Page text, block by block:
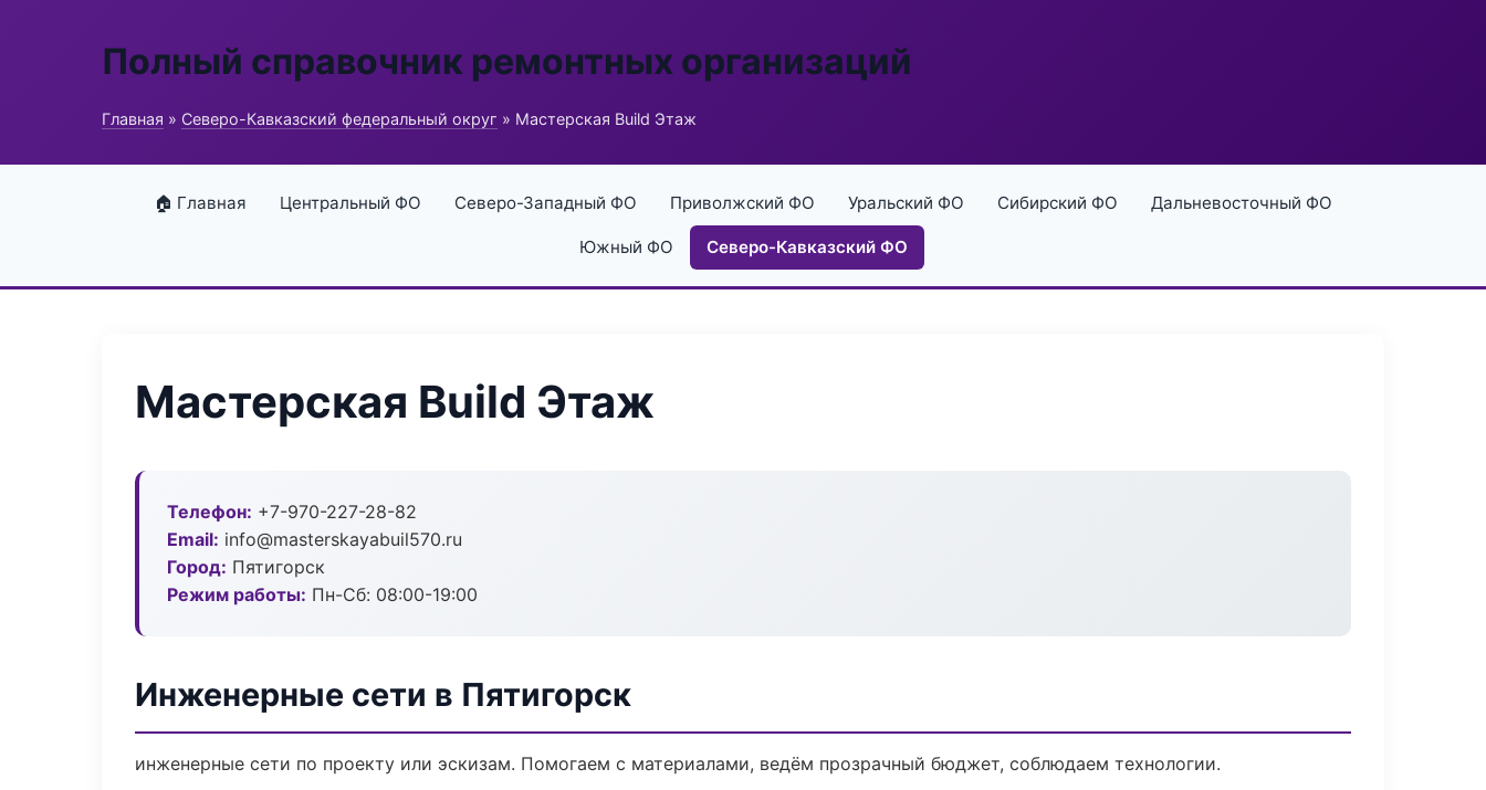
Полный справочник ремонтных организаций
Главная » Северо-Кавказский федеральный округ » Мастерская Build Этаж
🏠 Главная Центральный ФО Северо-Западный ФО Приволжский ФО Уральский ФО Сибирский ФО Дальневосточный ФО
Южный ФО Северо-Кавказский ФО
Мастерская Build Этаж
Телефон: +7-970-227-28-82
Email: info@masterskayabuil570.ru
Город: Пятигорск
Режим работы: Пн-Сб: 08:00-19:00
Инженерные сети в Пятигорск
инженерные сети по проекту или эскизам. Помогаем с материалами, ведём прозрачный бюджет, соблюдаем технологии.